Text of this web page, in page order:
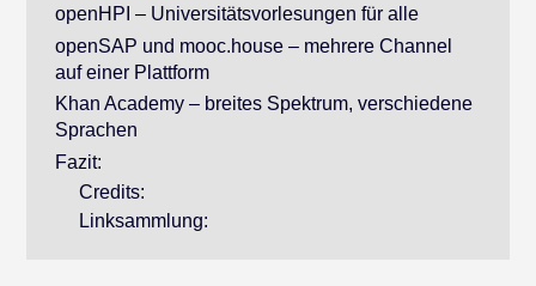
openHPI – Universitätsvorlesungen für alle
openSAP und mooc.house – mehrere Channel
auf einer Plattform
Khan Academy – breites Spektrum, verschiedene
Sprachen
Fazit:
Credits:
Linksammlung: